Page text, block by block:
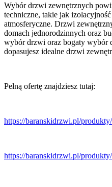
Wybór drzwi zewnętrznych
techniczne, takie jak
atmosferyczne. Drzwi
domach jednorodzinnych oraz
wybór drzwi oraz bogaty wybór
dopasujesz idealne drzwi
Pełną ofertę znajdziesz tutaj:
https://baranskidrzwi.pl/
https://baranskidrzwi.pl/